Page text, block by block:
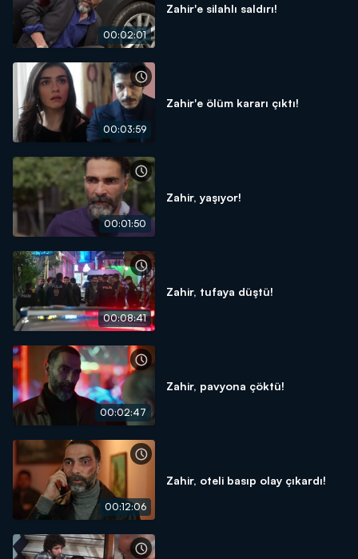
00:02:01
Zahir'e silahlı saldırı!
00:03:59
Zahir'e ölüm kararı çıktı!
00:01:50
Zahir, yaşıyor!
00:08:41
Zahir, tufaya düştü!
00:02:47
Zahir, pavyona çöktü!
00:12:06
Zahir, oteli basıp olay çıkardı!